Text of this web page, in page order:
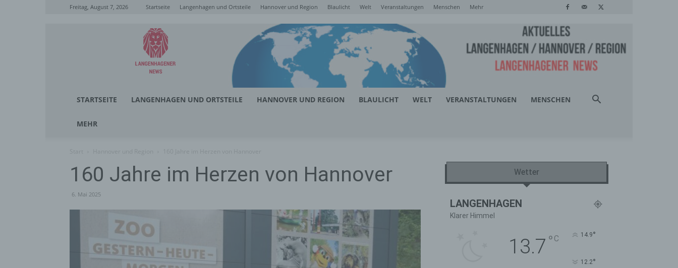
Freitag, August 7, 2026 Startseite Langenhagen und Ortsteile Hannover und Region Blaulicht Welt Veranstaltungen Menschen Mehr
Langenhagener
News
STARTSEITE LANGENHAGEN UND ORTSTEILE HANNOVER UND REGION BLAULICHT WELT VERANSTALTUNGEN MENSCHEN
MEHR
160 Jahre im Herzen von Hannover
6. Mai 2025
Wetter
LANGENHAGEN
Klarer Himmel
13.7 ° C 14.9°
12.2°